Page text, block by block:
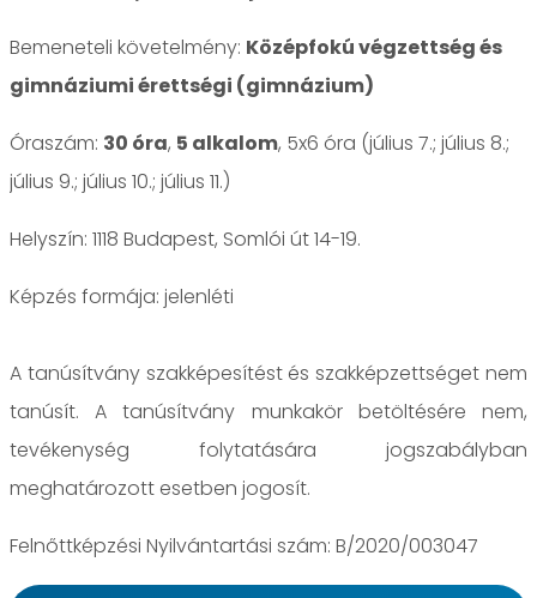
Bemeneteli követelmény: Középfokú végzettség és
gimnáziumi érettségi (gimnázium)
Óraszám: 30 óra, 5 alkalom, 5x6 óra (július 7.; július 8.;
július 9.; július 10.; július 11.)
Helyszín: 1118 Budapest, Somlói út 14-19.
jelenléti
A tanúsítvány szakképesítést és szakképzettséget nem
tanúsít. A tanúsítvány munkakör betöltésére nem,
tevékenység folytatására jogszabályban
meghatározott esetben jogosít.
Felnőttképzési Nyilvántartási szám: B/2020/003047